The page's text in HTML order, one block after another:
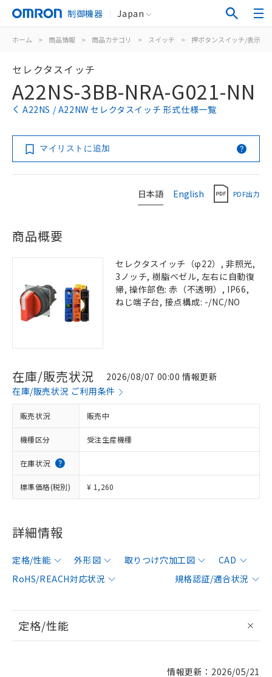
制御機器 Japan
ホーム > 商品情報 > 商品カテゴリ > スイッチ > 押ボタンスイッチ/表示灯
セレクタスイッチ
A22NS-3BB-NRA-G021-NN
A22NS / A22NW セレクタスイッチ 形式仕様一覧
マイリストに追加
日本語 English PDF出力
商品概要
セレクタスイッチ（φ22）, 非照光,
3ノッチ, 樹脂ベゼル, 左右に自動復
帰, 操作部色: 赤（不透明）, IP66,
ねじ端子台, 接点構成: -/NC/NO
在庫/販売状況
2026/08/07 00:00 情報更新
在庫/販売状況 ご利用条件
販売状況 販売中
機種区分 受注生産機種
在庫状況
標準価格(税別) ¥ 1,260
詳細情報
定格/性能 外形図 取りつけ穴加工図
CAD
RoHS/REACH対応状況
規格認証/適合状況
定格/性能
情報更新：2026/05/21